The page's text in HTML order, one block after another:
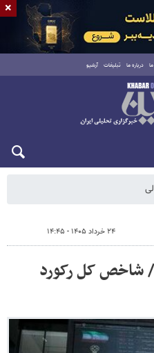
درباره ما تبلیغات آرشیو
۲۴ خرداد ۱۴۰۵ - ۱۴:۴۵
شاخص کل رکورد
×